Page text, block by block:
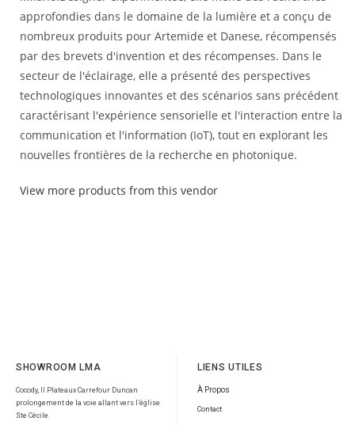
approfondies dans le domaine de la lumière et a conçu de
nombreux produits pour Artemide et Danese, récompensés
par des brevets d'invention et des récompenses. Dans le
secteur de l'éclairage, elle a présenté des perspectives
technologiques innovantes et des scénarios sans précédent
caractérisant l'expérience sensorielle et l'interaction entre la
communication et l'information (IoT), tout en explorant les
nouvelles frontières de la recherche en photonique.
View more products from this vendor
SHOWROOM LMA
Cocody, II Plateaux Carrefour Duncan
prolongement de la voie allant vers l’église
Ste Cécile.
LIENS UTILES
À Propos
Contact